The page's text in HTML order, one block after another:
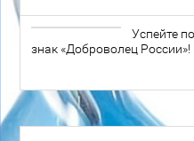
Успейте
знак «Доброволец России»!